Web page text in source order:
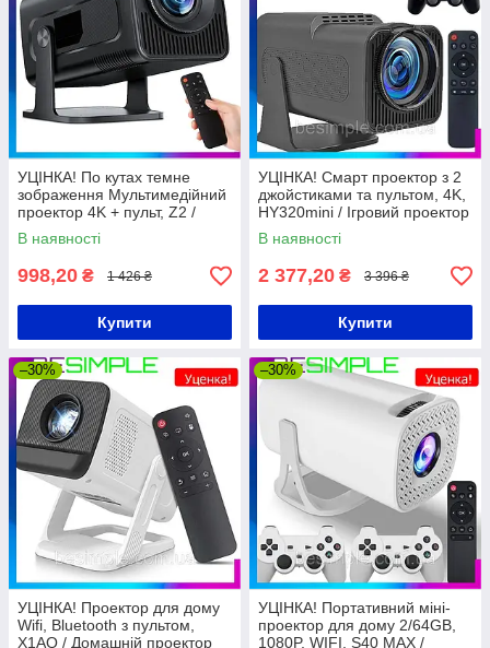
УЦІНКА! По кутах темне
зображення Мультимедійний
проектор 4K + пульт, Z2 /
Проектор для дому /
Портативний проектор
В наявності
998,20 ₴ 1 426 ₴
Купити
УЦІНКА! Смарт проектор з 2
джойстиками та пультом, 4K,
HY320mini / Ігровий проектор
для дому / Мультимедійний
проектор
В наявності
2 377,20 ₴ 3 396 ₴
Купити
–30%
УЦІНКА! Проектор для дому
Wifi, Bluetooth з пультом,
X1AQ / Домашній проектор
–30%
УЦІНКА! Портативний міні-
проектор для дому 2/64GB,
1080P, WIFI, S40 MAX /